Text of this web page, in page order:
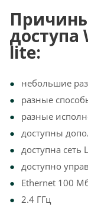
доступа
lite:
небольшие
разные
разные
доступны
доступна сеть
доступно
Ethernet 100
2.4 ГГц